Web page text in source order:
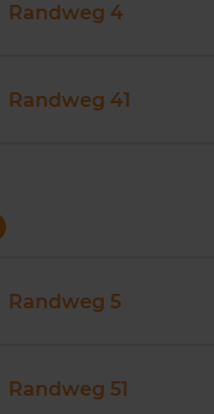
Randweg 4
Randweg 41
Randweg 5
Randweg 51